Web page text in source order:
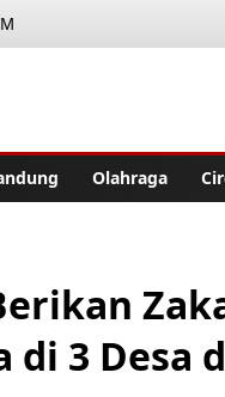
Olahraga
di 3 Desa